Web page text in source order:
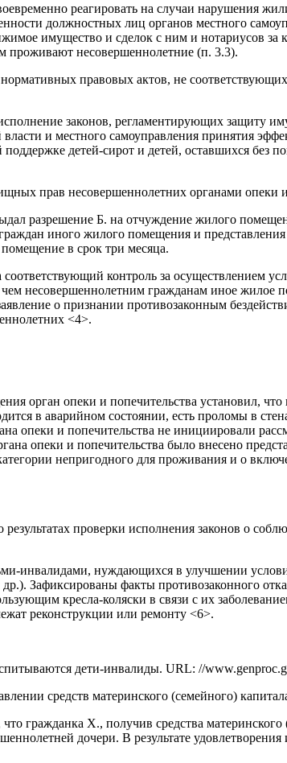
реагировать на случаи нарушения
должностных лиц органов местного
имущество и сделок с ним и нотариусов
проживают несовершеннолетние (п. 3.3).
правовых актов, не
законов, регламентирующих защиту
и местного самоуправления принятия
детей-сирот и детей, оставшихся без
прав несовершеннолетних органами опеки и
разрешение Б. на отчуждение жилого
иного жилого помещения и представления
в срок три месяца.
контроль за осуществлением
несовершеннолетним гражданам иное
о признании противозаконным
<4>.
орган опеки и попечительства установил,
в аварийном состоянии, есть проломы в
опеки и попечительства не инициировали
опеки и попечительства было внесено
непригодного для проживания и о
проверки исполнения законов о
инвалидами, нуждающихся в улучшении
Зафиксированы факты противозаконного
кресла-коляски в связи с их
реконструкции или ремонту <6>.
дети-инвалиды. URL: //
средств материнского (семейного)
гражданка Х., получив средства
дочери. В результате